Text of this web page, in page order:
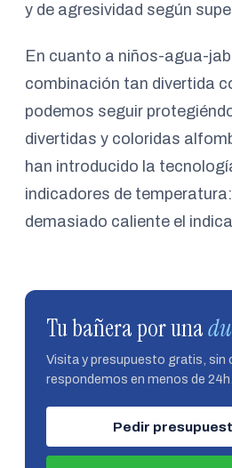
y de agresividad según
En cuanto a niños-agua-
combinación tan divertida
podemos seguir
divertidas y coloridas
han introducido la
indicadores de
demasiado caliente el
Tu bañera por una
Visita y presupuesto gratis, sin
respondemos en menos de 24h.
Pedir